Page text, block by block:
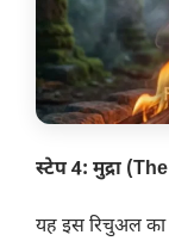
स्टेप 4: मुद्रा
​यह इस रिचुअल का